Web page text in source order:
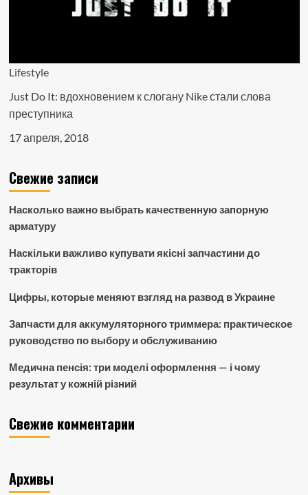
Lifestyle
Just Do It: вдохновением к слогану Nike стали слова
преступника
17 апреля, 2018
Свежие записи
Насколько важно выбрать качественную запорную
арматуру
Наскільки важливо купувати якісні запчастини до
тракторів
Цифры, которые меняют взгляд на развод в Украине
Запчасти для аккумуляторного триммера: практическое
руководство по выбору и обслуживанию
Медична пенсія: три моделі оформлення — і чому
результат у кожній різний
Свежие комментарии
Архивы